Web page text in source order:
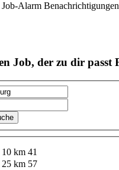
Alarm
Job, der zu dir passt
10 km 41
25 km 57